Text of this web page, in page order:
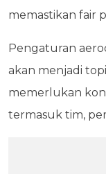
memastikan fair
Pengaturan
akan menjadi
memerlukan
termasuk tim,